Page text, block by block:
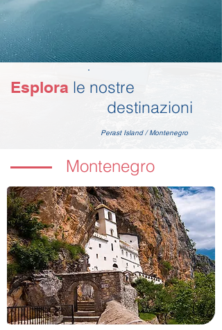
Esplora le nostre
destinazioni
Perast Island / Montenegro
Montenegro